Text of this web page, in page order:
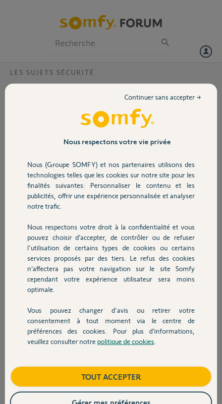
Volet
Sécurité
Domotique
Chauffage
Autres produits
Devis avec un pro
Contact
LES SUJETS SÉCURITÉ
Problème lentille somfy indoor
J'ai acheté chez Leroy merlin une camera somfy
voir fichier joint. Le magasin me l'a donc
même problème en pire. On m'a conseillé de
contacter somfy. Que dois-je faire ? Ramener la
camera pour la 3ème fois au magasin, sachant
que si c'est un problème de série, je vais me
Merci d'avance pour votre réponse,
Matthieu G.
Participer au fil de discussion
Bonsoir Matthieu.
Il y a une série qui a un problème.
Nous respectons votre vie privée
Nous (Groupe SOMFY) et nos partenaires utilisons des
technologies telles que les cookies sur notre site pour les
finalités suivantes: Personnaliser le contenu et les
publicités, offrir une expérience personnalisée et analyser
notre trafic.
Nous respectons votre droit à la confidentialité et vous
pouvez choisir d’accepter, de contrôler ou de refuser
l'utilisation de certains types de cookies ou certains
services proposés par des tiers. Le refus des cookies
n’affectera pas votre navigation sur le site Somfy
cependant votre expérience utilisateur sera moins
optimale.
Vous pouvez changer d'avis ou retirer votre
consentement à tout moment via le centre de
préférences des cookies. Pour plus d’informations,
veuillez consulter notre politique de cookies
Continuer sans accepter →
TOUT ACCEPTER